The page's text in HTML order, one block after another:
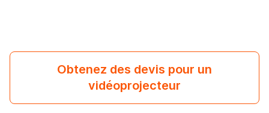
Obtenez des devis pour un
vidéoprojecteur